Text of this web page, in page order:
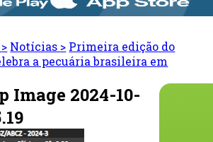
> Notícias > Primeira edição do
a pecuária brasileira em
Image 2024-10-